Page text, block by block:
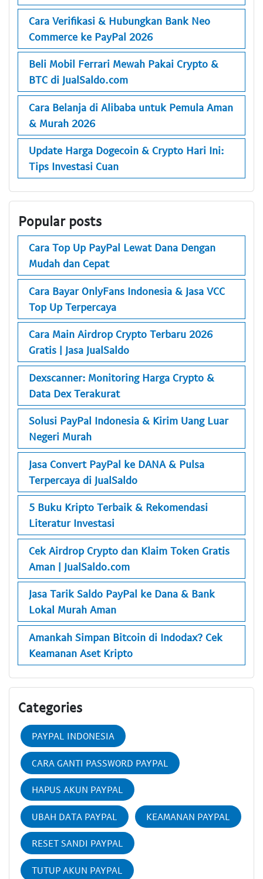
Cara Verifikasi & Hubungkan Bank Neo
Commerce ke PayPal 2026
Beli Mobil Ferrari Mewah Pakai Crypto &
BTC di JualSaldo.com
Cara Belanja di Alibaba untuk Pemula Aman
& Murah 2026
Update Harga Dogecoin & Crypto Hari Ini:
Tips Investasi Cuan
Popular posts
Cara Top Up PayPal Lewat Dana Dengan
Mudah dan Cepat
Cara Bayar OnlyFans Indonesia & Jasa VCC
Top Up Terpercaya
Cara Main Airdrop Crypto Terbaru 2026
Gratis | Jasa JualSaldo
Dexscanner: Monitoring Harga Crypto &
Data Dex Terakurat
Solusi PayPal Indonesia & Kirim Uang Luar
Negeri Murah
Jasa Convert PayPal ke DANA & Pulsa
Terpercaya di JualSaldo
5 Buku Kripto Terbaik & Rekomendasi
Literatur Investasi
Cek Airdrop Crypto dan Klaim Token Gratis
Aman | JualSaldo.com
Jasa Tarik Saldo PayPal ke Dana & Bank
Lokal Murah Aman
Amankah Simpan Bitcoin di Indodax? Cek
Keamanan Aset Kripto
Categories
PAYPAL INDONESIA
CARA GANTI PASSWORD PAYPAL
HAPUS AKUN PAYPAL
UBAH DATA PAYPAL KEAMANAN PAYPAL
RESET SANDI PAYPAL
TUTUP AKUN PAYPAL